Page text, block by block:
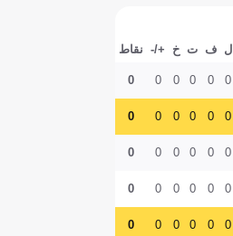
ل ف ت خ +/- نقاط
0
0
0
0
0
0
0
0
0
0
0
0
0
0
0
0
0
0
0
0
0
0
0
0
0
0
0
0
0
0